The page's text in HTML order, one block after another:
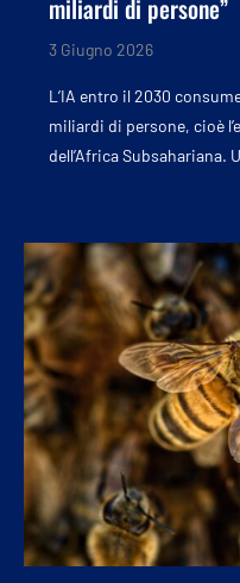
miliardi di persone”
3 Giugno 2026
L’IA entro il 2030
miliardi di persone, cioè
dell’Africa